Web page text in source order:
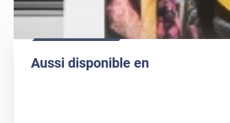
Aussi disponible en